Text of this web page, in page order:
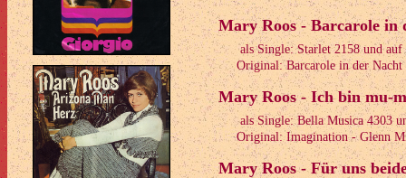
Mary Roos - Barcarole in
als Single: Starlet 2158 und
Original: Barcarole in der Nacht
Mary Roos - Ich bin mu-
als Single: Bella Musica 4303
Original: Imagination - Glenn
Mary Roos - Für uns